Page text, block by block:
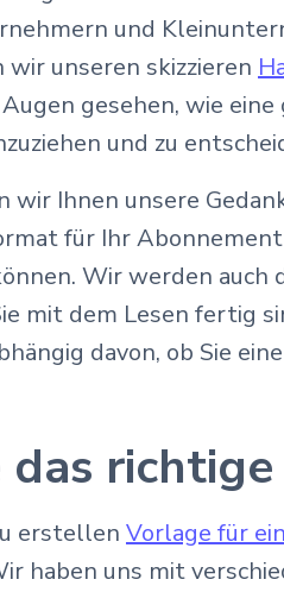
und
unseren skizzieren
gesehen, wie
und zu
wir Ihnen unsere
für Ihr
Wir werden auch
mit dem Lesen fertig
davon, ob Sie
erstellen Vorlage für
haben uns mit